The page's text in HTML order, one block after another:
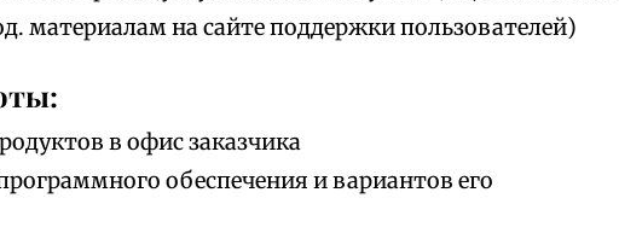
материалам на сайте поддержки пользователей)
в офис заказчика
обеспечения и вариантов его